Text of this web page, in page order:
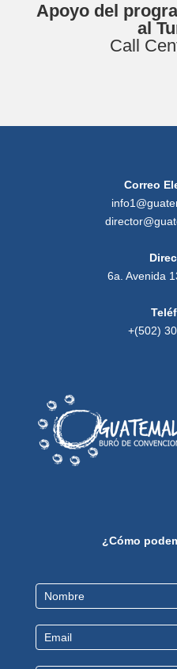
Apoyo del
al
Call
Correo
6a. Avenida
+(502)
¿Cómo
Contact
Us